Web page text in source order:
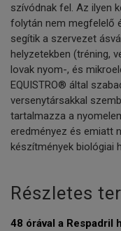
szívódnak fel. Az ilyen
folytán nem megfelelő
segítik a szervezet
helyzetekben (tréning,
lovak nyom-, és
EQUISTRO® által
versenytársakkal
tartalmazza a
eredményez és emiatt
készítmények biológiai
Részletes
48 órával a Respadril